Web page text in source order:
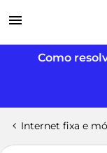
Como
Internet fixa e